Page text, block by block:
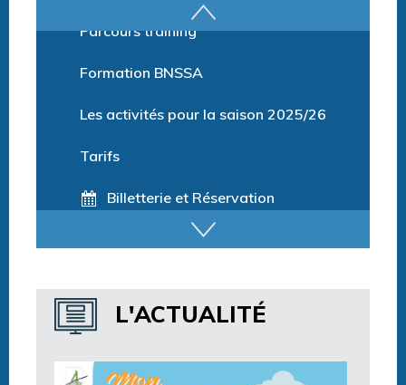
Horaires centre aquatique
L'ACTUALITÉ